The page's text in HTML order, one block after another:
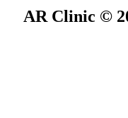
AR Clinic ©